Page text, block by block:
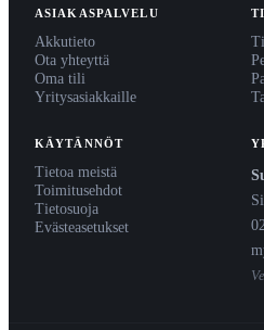
ASIAKASPALVELU
Akkutieto
Ota yhteyttä
Oma tili
Yritysasiakkaille
KÄYTÄNNÖT
Tietoa meistä
Toimitusehdot
Tietosuoja
Evästeasetukset